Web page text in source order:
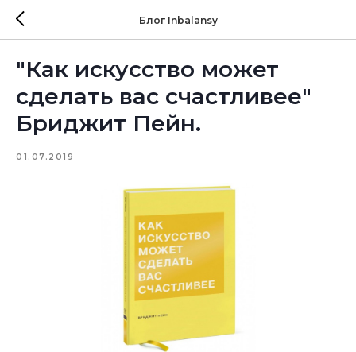
Блог Inbalansy
"Как искусство может
сделать вас счастливее"
Бриджит Пейн.
01.07.2019